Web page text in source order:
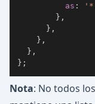
as :
} ,
} ,
} ,
} ,
} ;
Nota: No todos